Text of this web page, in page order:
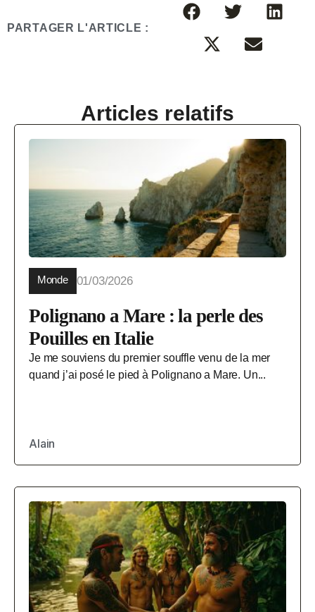
PARTAGER L'ARTICLE :
Articles relatifs
Monde 01/03/2026
Polignano a Mare : la perle des
Pouilles en Italie
Je me souviens du premier souffle venu de la mer
quand j’ai posé le pied à Polignano a Mare. Un...
Alain